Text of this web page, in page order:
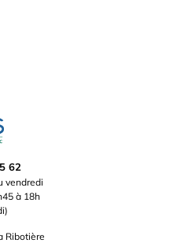
62
vendredi
à 18h
Ribotière